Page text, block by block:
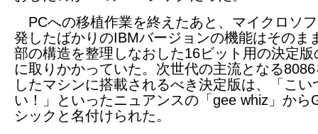
PCへの移植作業を終えたあと、マイクロソ
発したばかりのIBMバージョンの機能はそのま
部の構造を整理しなおした16ビット用の決定版
に取りかかっていた。次世代の主流となる
したマシンに搭載されるべき決定版は、「こい
い！」といったニュアンスの「gee whiz」から
シックと名付けられた。